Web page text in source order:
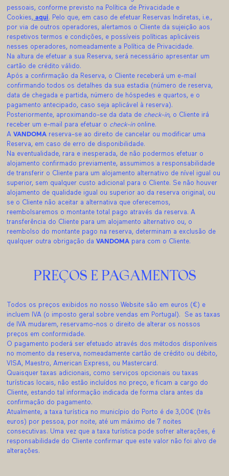
pessoais, conforme previsto na Política de Privacidade e
Cookies, aqui. Pelo que, em caso de efetuar Reservas Indiretas, i.e.,
por via de outros operadores, alertamos o Cliente da sujeição aos
respetivos termos e condições, e possíveis políticas aplicáveis
nesses operadores, nomeadamente a Política de Privacidade.
Na altura de efetuar a sua Reserva, será necessário apresentar um
cartão de crédito válido.
Após a confirmação da Reserva, o Cliente receberá um e-mail
confirmando todos os detalhes da sua estadia (número de reserva,
data de chegada e partida, número de hóspedes e quartos, e o
pagamento antecipado, caso seja aplicável à reserva).
Posteriormente, aproximando-se da data de check-in, o Cliente irá
receber um e-mail para efetuar o check-in online.
AVANDOMA reserva-se ao direito de cancelar ou modificar uma
Reserva, em caso de erro de disponibilidade.
Na eventualidade, rara e inesperada, de não podermos efetuar o
alojamento confirmado previamente, assumimos a responsabilidade
de transferir o Cliente para um alojamento alternativo de nível igual ou
superior, sem qualquer custo adicional para o Cliente. Se não houver
alojamento de qualidade igual ou superior ao da reserva original, ou
se o Cliente não aceitar a alternativa que oferecemos,
reembolsaremos o montante total pago através da reserva. A
transferência do Cliente para um alojamento alternativo ou, o
reembolso do montante pago na reserva, determinam a exclusão de
qualquer outra obrigação daVANDOMA para com o Cliente.
PREÇOS E PAGAMENTOS
Todos os preços exibidos no nosso Website são em euros (€) e
incluem IVA (o imposto geral sobre vendas em Portugal). Se as taxas
de IVA mudarem, reservamo-nos o direito de alterar os nossos
preços em conformidade.
O pagamento poderá ser efetuado através dos métodos disponíveis
no momento da reserva, nomeadamente cartão de crédito ou débito,
VISA, Maestro, American Express, ou Mastercard.
Quaisquer taxas adicionais, como serviços opcionais ou taxas
turísticas locais, não estão incluídos no preço, e ficam a cargo do
Cliente, estando tal informação indicada de forma clara antes da
confirmação do pagamento.
Atualmente, a taxa turística no município do Porto é de 3,00€ (três
euros) por pessoa, por noite, até um máximo de 7 noites
consecutivas. Uma vez que a taxa turística pode sofrer alterações, é
responsabilidade do Cliente confirmar que este valor não foi alvo de
alterações.